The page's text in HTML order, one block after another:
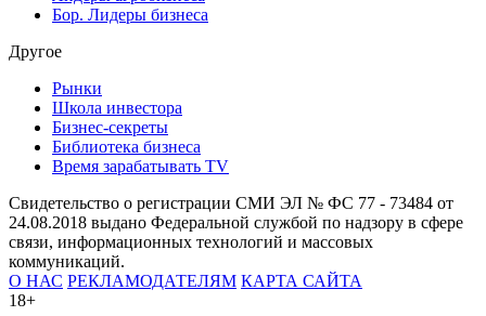
Бор. Лидеры бизнеса
Другое
Рынки
Школа инвестора
Бизнес-секреты
Библиотека бизнеса
Время зарабатывать TV
Свидетельство о регистрации СМИ ЭЛ № ФС 77 - 73484 от
24.08.2018 выдано Федеральной службой по надзору в сфере
связи, информационных технологий и массовых
коммуникаций.
О НАС РЕКЛАМОДАТЕЛЯМ КАРТА САЙТА
18+